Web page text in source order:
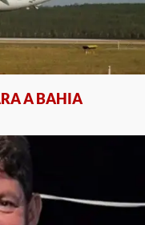
A BAHIA